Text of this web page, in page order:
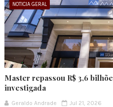
NOTICIA GERAL
Master repassou R$ 3,6
investigada
Geraldo Andrade Jul 21, 2026